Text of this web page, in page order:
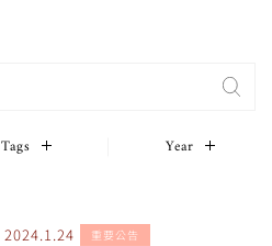
Tags Year
2024.1.24 重要公告